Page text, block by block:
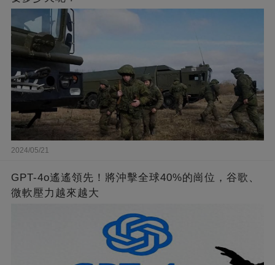
2024/05/21
GPT-4o遙遙領先！將沖擊全球40%的崗位，谷歌、
微軟壓力越來越大